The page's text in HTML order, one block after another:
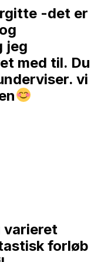
-det er
jeg
med til. Du
vi
varieret
forløb